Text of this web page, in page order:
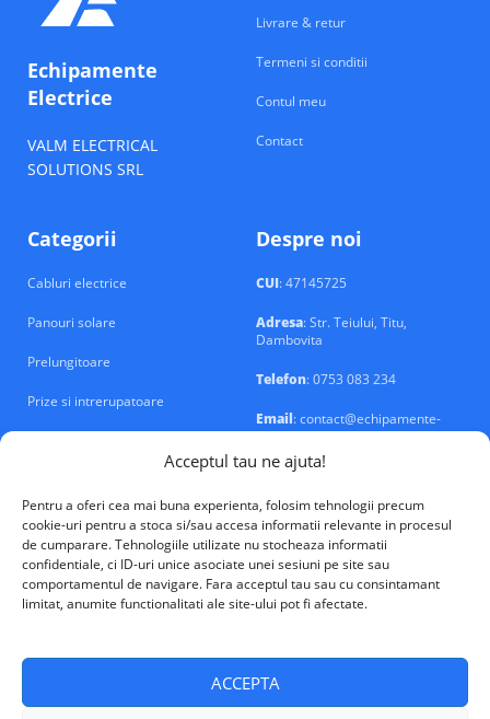
Acceptul tau ne ajuta!
Pentru a oferi cea mai buna experienta, folosim tehnologii precum
cookie-uri pentru a stoca si/sau accesa informatii relevante in procesul
de cumparare. Tehnologiile utilizate nu stocheaza informatii
confidentiale, ci ID-uri unice asociate unei sesiuni pe site sau
comportamentul de navigare. Fara acceptul tau sau cu consintamant
limitat, anumite functionalitati ale site-ului pot fi afectate.
ACCEPTA
Echipamente
Electrice
VALM ELECTRICAL
SOLUTIONS SRL
Livrare & retur
Termeni si conditii
Contul meu
Contact
Categorii
Cabluri electrice
Panouri solare
Prelungitoare
Prize si intrerupatoare
Despre noi
CUI: 47145725
Adresa: Str. Teiului, Titu,
Dambovita
Telefon: 0753 083 234
Email: contact@echipamente-
electrice.ro
VALM Electrical Solutions © 2026